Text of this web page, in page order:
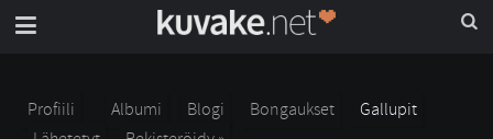
Profiili Albumi Blogi Bongaukset
Gallupit